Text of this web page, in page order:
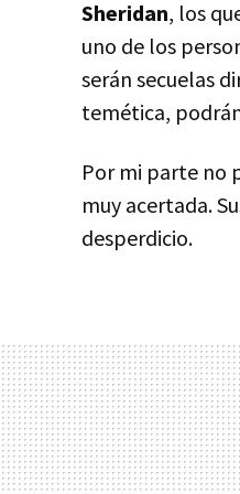
Sheridan, los
uno de los
serán secuelas
temética,
Por mi parte no
muy acertada.
desperdicio.